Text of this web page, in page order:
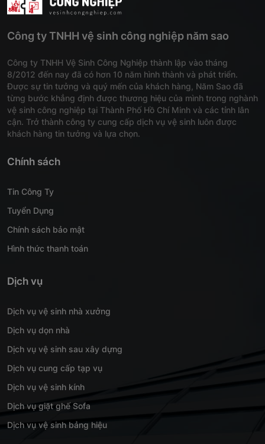
Công ty TNHH vệ sinh công nghiệp năm sao
Công ty TNHH Vệ Sinh Công Nghiệp thành lập vào tháng
8/2012 đến nay đã có hơn 10 năm hình thành và phát triển.
Được sự tin tưởng và quý mến của khách hàng, Năm Sao đã
từng bước khẳng định được thương hiệu của mình trong nghành
vệ sinh công nghiệp tại Thành Phố Hồ Chí Minh và các tỉnh lân
cận. Trở thành công ty cung cấp dịch vụ vệ sinh luôn được
khách hàng tin tưởng và lựa chọn.
Chính sách
Tin Công Ty
Tuyển Dụng
Chính sách bảo mật
Hình thức thanh toán
Dịch vụ
Dịch vụ vệ sinh nhà xưởng
Dịch vụ dọn nhà
Dịch vụ vệ sinh sau xây dựng
Dịch vụ cung cấp tạp vụ
Dịch vụ vệ sinh kính
Dịch vụ giặt ghế Sofa
Dịch vụ vệ sinh bảng hiệu